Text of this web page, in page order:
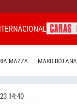
MAZZA MARU BOTANA
14:40